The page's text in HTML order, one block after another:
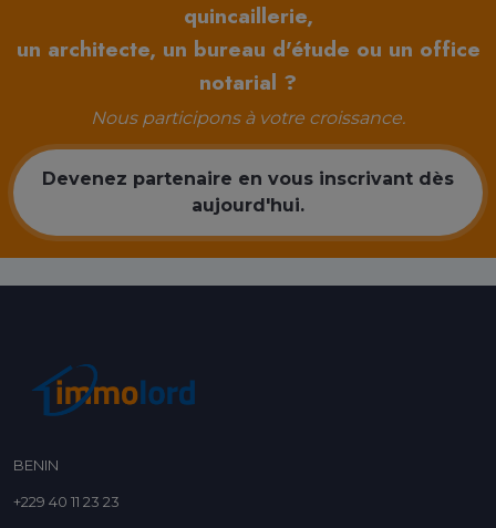
quincaillerie,
un architecte, un bureau d'étude ou un office
notarial ?
Nous participons à votre croissance.
Devenez partenaire en vous inscrivant dès
aujourd'hui.
BENIN
+229 40 11 23 23